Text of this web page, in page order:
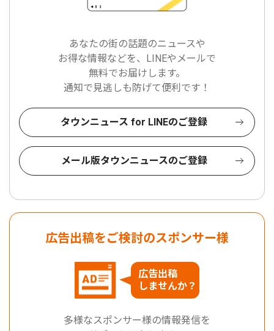
あなたの街の話題のニュースや
お得な情報などを、LINEやメールで
無料でお届けします。
通知で見逃しも防げて便利です！
タウンニュース for LINEのご登録
メール版タウンニュースのご登録
広告出稿をご検討のスポンサー様
広告出稿
しませんか？
多様なスポンサー様の情報発信を